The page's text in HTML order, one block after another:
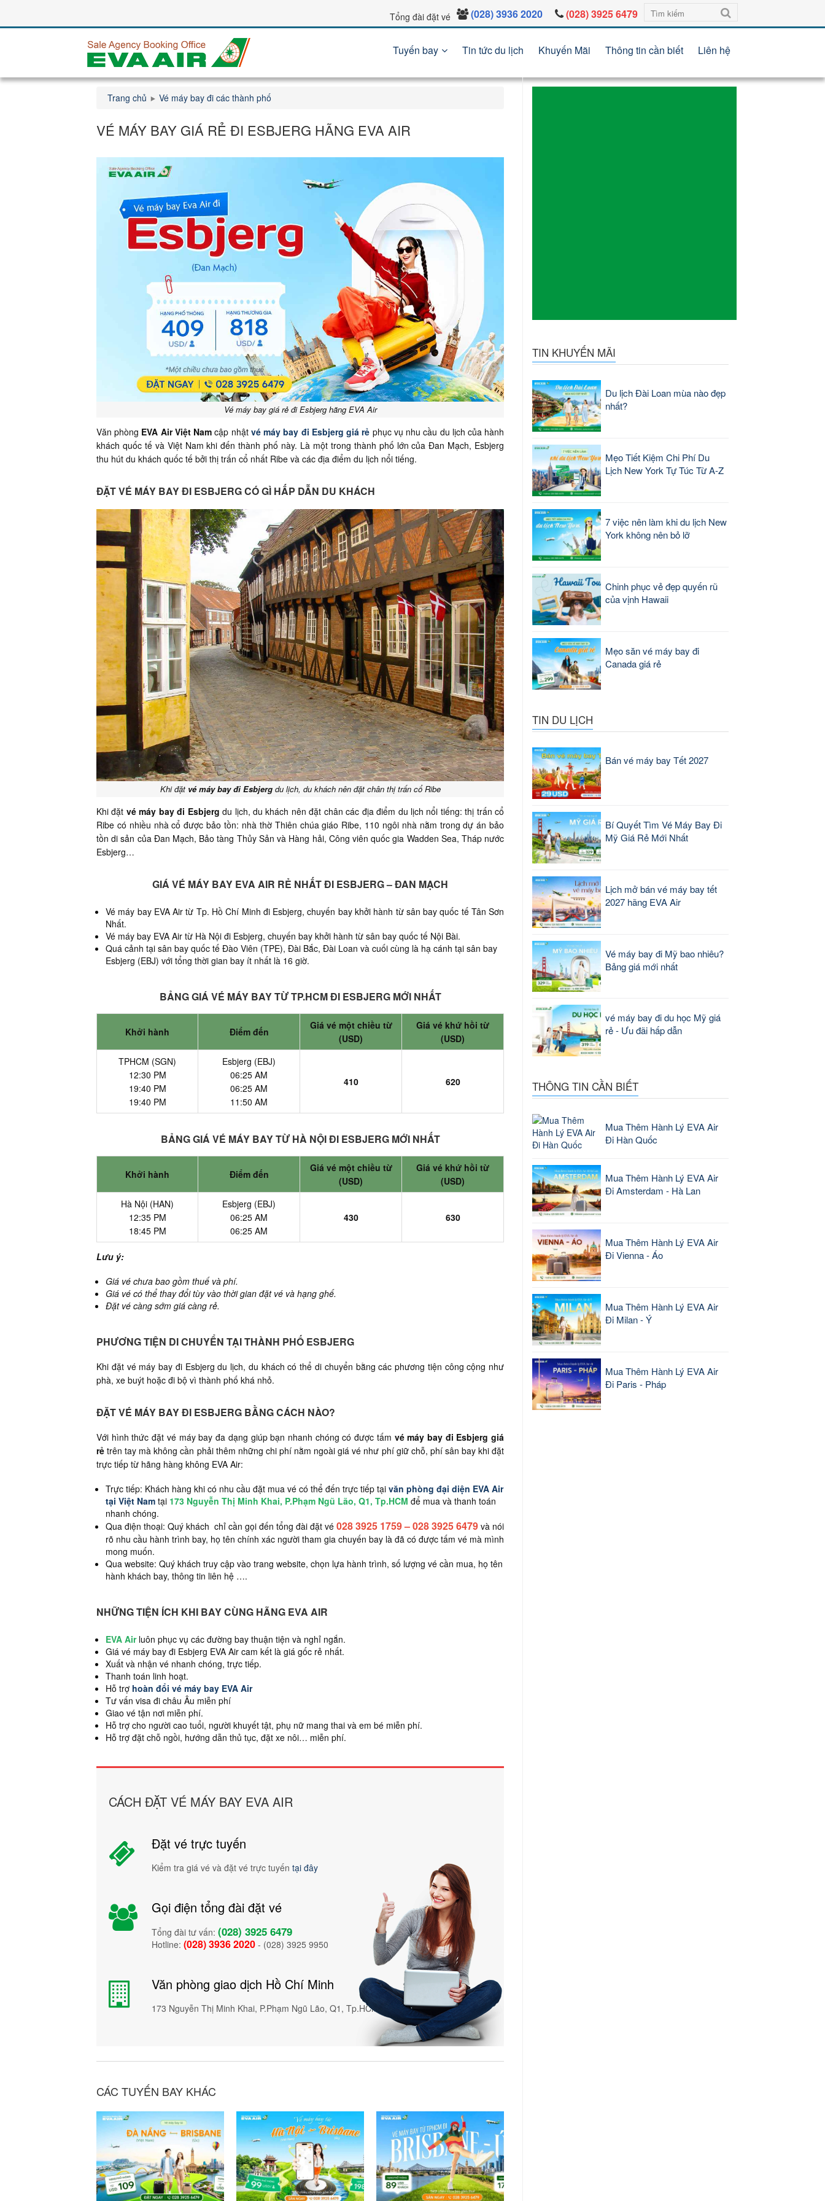
Tổng đài đặt vé (028) 3936 2020 (028) 3925 6479
Tuyến bay Tin tức du lịch Khuyến Mãi Thông tin cần biết Liên hệ
Trang chủ Vé máy bay đi các thành phố
VÉ MÁY BAY GIÁ RẺ ĐI ESBJERG HÃNG EVA AIR
Vé máy bay giá rẻ đi Esbjerg hãng EVA Air
Văn phòng EVA Air Việt Nam cập nhật vé máy bay đi Esbjerg giá rẻ phục vụ nhu cầu du lịch của hành
khách quốc tế và Việt Nam khi đến thành phố này. Là một trong thành phố lớn của Đan Mạch, Esbjerg
thu hút du khách quốc tế bởi thị trấn cổ nhất Ribe và các địa điểm du lịch nổi tiếng.
ĐẶT VÉ MÁY BAY ĐI ESBJERG CÓ GÌ HẤP DẪN DU KHÁCH
Khi đặt vé máy bay đi Esbjergdu lịch, du khách nên đặt chân thị trấn cổ Ribe
Khi đặt vé máy bay đi Esbjerg du lịch, du khách nên đặt chân các địa điểm du lịch nổi tiếng: thị trấn cổ
Ribe có nhiều nhà cổ được bảo tồn: nhà thờ Thiên chúa giáo Ribe, 110 ngôi nhà nằm trong dự án bảo
tồn di sản của Đan Mạch, Bảo tàng Thủy Sản và Hàng hải, Công viên quốc gia Wadden Sea, Tháp nước
Esbjerg…
GIÁ VÉ MÁY BAY EVA AIR RẺ NHẤT ĐI ESBJERG – ĐAN MẠCH
Vé máy bay EVA Air từ Tp. Hồ Chí Minh đi Esbjerg, chuyến bay khởi hành từ sân bay quốc tế Tân Sơn
Nhất.
Vé máy bay EVA Air từ Hà Nội đi Esbjerg, chuyến bay khởi hành từ sân bay quốc tế Nội Bài.
Quá cảnh tại sân bay quốc tế Đào Viên (TPE), Đài Bắc, Đài Loan và cuối cùng là hạ cánh tại sân bay
Esbjerg (EBJ) với tổng thời gian bay ít nhất là 16 giờ.
BẢNG GIÁ VÉ MÁY BAY TỪ TP.HCM ĐI ESBJERG MỚI NHẤT
Khởi hành Điểm đến
Giá vé một chiều từ
(USD)
Giá vé khứ hồi từ
(USD)
TPHCM (SGN)
12:30 PM
19:40 PM
19:40 PM
Esbjerg (EBJ)
06:25 AM
06:25 AM
11:50 AM
410 620
BẢNG GIÁ VÉ MÁY BAY TỪ HÀ NỘI ĐI ESBJERG MỚI NHẤT
Khởi hành Điểm đến
Giá vé một chiều từ
(USD)
Giá vé khứ hồi từ
(USD)
Hà Nội (HAN)
12:35 PM
18:45 PM
Esbjerg (EBJ)
06:25 AM
06:25 AM
430 630
Lưu ý:
Giá vé chưa bao gồm thuế và phí.
Giá vé có thể thay đổi tùy vào thời gian đặt vé và hạng ghế.
Đặt vé càng sớm giá càng rẻ.
PHƯƠNG TIỆN DI CHUYỂN TẠI THÀNH PHỐ ESBJERG
Khi đặt vé máy bay đi Esbjerg du lịch, du khách có thể di chuyển bằng các phương tiện công cộng như
phà, xe buýt hoặc đi bộ vì thành phố khá nhỏ.
ĐẶT VÉ MÁY BAY ĐI ESBJERG BẰNG CÁCH NÀO?
Với hình thức đặt vé máy bay đa dạng giúp bạn nhanh chóng có được tấm vé máy bay đi Esbjerg giá
rẻ trên tay mà không cần phải thêm những chi phí nằm ngoài giá vé như phí giữ chỗ, phí sân bay khi đặt
trực tiếp từ hãng hàng không EVA Air:
Trực tiếp: Khách hàng khi có nhu cầu đặt mua vé có thể đến trực tiếp tại văn phòng đại diện EVA Air
tại Việt Nam tại 173 Nguyễn Thị Minh Khai, P.Phạm Ngũ Lão, Q1, Tp.HCM để mua và thanh toán
nhanh chóng.
Qua điện thoại: Quý khách chỉ cần gọi đến tổng đài đặt vé 028 3925 1759–028 3925 6479 và nói
rõ nhu cầu hành trình bay, họ tên chính xác người tham gia chuyến bay là đã có được tấm vé mà mình
mong muốn.
Qua website: Quý khách truy cập vào trang website, chọn lựa hành trình, số lượng vé cần mua, họ tên
hành khách bay, thông tin liên hệ ….
NHỮNG TIỆN ÍCH KHI BAY CÙNG HÃNG EVA AIR
EVA Airluôn phục vụ các đường bay thuận tiện và nghỉ ngắn.
Giá vé máy bay đi Esbjerg EVA Air cam kết là giá gốc rẻ nhất.
Xuất và nhận vé nhanh chóng, trực tiếp.
Thanh toán linh hoạt.
Hỗ trợ hoàn đổi vé máy bay EVA Air
Tư vấn visa đi châu Âu miễn phí
Giao vé tận nơi miễn phí.
Hỗ trợ cho người cao tuổi, người khuyết tật, phụ nữ mang thai và em bé miễn phí.
Hỗ trợ đặt chỗ ngồi, hướng dẫn thủ tục, đặt xe nôi… miễn phí.
CÁCH ĐẶT VÉ MÁY BAY EVA AIR
Đặt vé trực tuyến
Kiểm tra giá vé và đặt vé trực tuyến tại đây
Gọi điện tổng đài đặt vé
Tổng đài tư vấn: (028) 3925 6479
Hotline: (028) 3936 2020 - (028) 3925 9950
Văn phòng giao dịch Hồ Chí Minh
173 Nguyễn Thị Minh Khai, P.Phạm Ngũ Lão, Q1, Tp.HCM
CÁC TUYẾN BAY KHÁC
TIN KHUYẾN MÃI
Du lịch Đài Loan mùa nào đẹp
nhất?
Mẹo Tiết Kiệm Chi Phí Du
Lịch New York Tự Túc Từ A-Z
7 việc nên làm khi du lịch New
York không nên bỏ lỡ
Chinh phục vẻ đẹp quyến rũ
của vịnh Hawaii
Mẹo săn vé máy bay đi
Canada giá rẻ
TIN DU LỊCH
Bán vé máy bay Tết 2027
Bí Quyết Tìm Vé Máy Bay Đi
Mỹ Giá Rẻ Mới Nhất
Lịch mở bán vé máy bay tết
2027 hãng EVA Air
Vé máy bay đi Mỹ bao nhiêu?
Bảng giá mới nhất
vé máy bay đi du học Mỹ giá
rẻ - Ưu đãi hấp dẫn
THÔNG TIN CẦN BIẾT
Mua Thêm Hành Lý EVA Air
Đi Hàn Quốc
Mua Thêm Hành Lý EVA Air
Đi Amsterdam - Hà Lan
Mua Thêm Hành Lý EVA Air
Đi Vienna - Áo
Mua Thêm Hành Lý EVA Air
Đi Milan - Ý
Mua Thêm Hành Lý EVA Air
Đi Paris - Pháp